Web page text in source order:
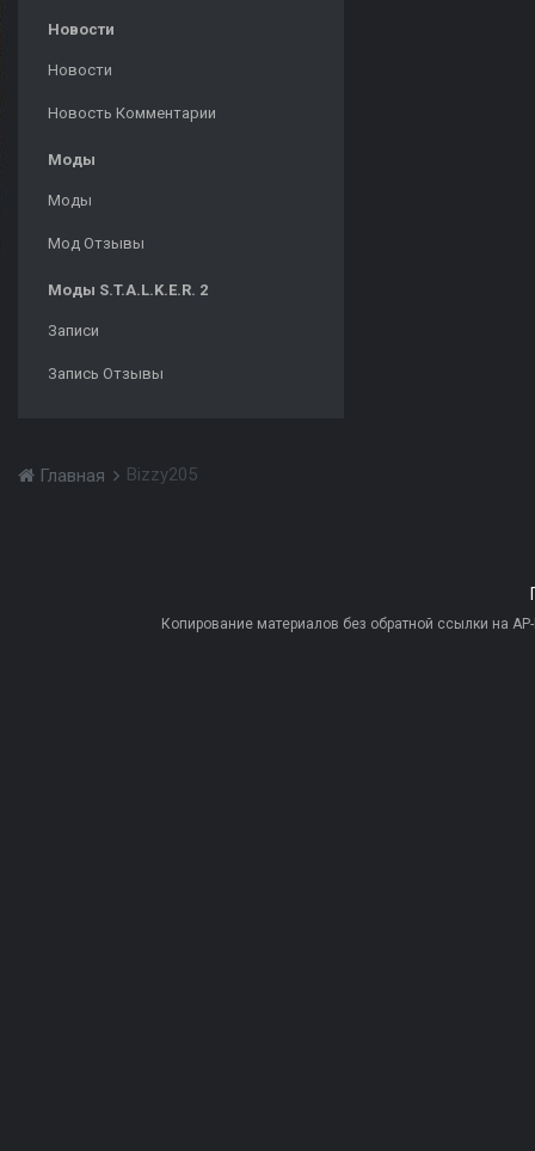
Новости
Новости
Новость Комментарии
Моды
Моды
Мод Отзывы
Моды S.T.A.L.K.E.R. 2
Записи
Запись Отзывы
Главная Bizzy205
Копирование материалов без обратной ссылки на